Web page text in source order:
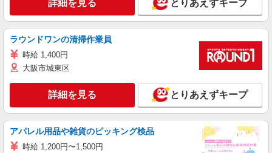
詳細を見る とりあえずキープ
ラウンドワンの清掃作業員
時給 1,400円
大阪市城東区
詳細を見る とりあえずキープ
アパレル用品や雑貨のピッキング検品
時給 1,200円〜1,500円